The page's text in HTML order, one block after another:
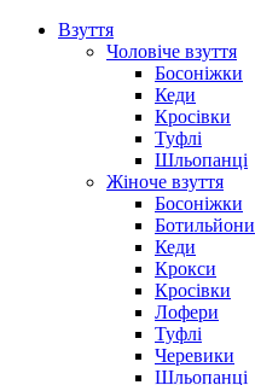
Взуття
Чоловіче взуття
Босоніжки
Кеди
Кросівки
Туфлі
Шльопанці
Жіноче взуття
Босоніжки
Ботильйони
Кеди
Крокси
Кросівки
Лофери
Туфлі
Черевики
Шльопанці